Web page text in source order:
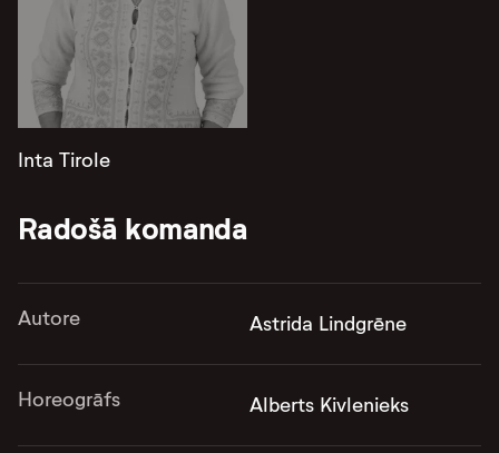
Inta Tirole
Radošā komanda
Autore Astrida Lindgrēne
Horeogrāfs Alberts Kivlenieks